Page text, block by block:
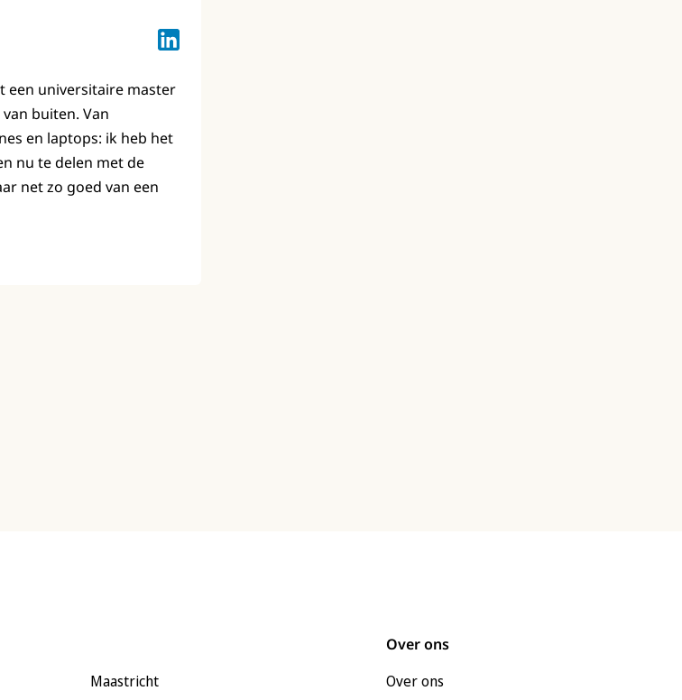
Lotte Keuzenkamp op LinkedIn
een universitaire master
buiten. Van
en laptops: ik heb het
nu te delen met de
net zo goed van een
Maastricht
Over ons
Over ons